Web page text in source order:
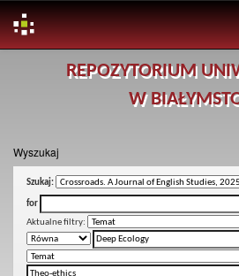
REPOZYTORIUM
W
Wyszukaj
Szukaj:
for
Aktualne filtry: